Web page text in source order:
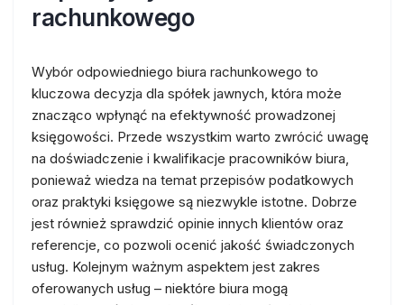
rachunkowego
Wybór odpowiedniego biura rachunkowego to
kluczowa decyzja dla spółek jawnych, która może
znacząco wpłynąć na efektywność prowadzonej
księgowości. Przede wszystkim warto zwrócić uwagę
na doświadczenie i kwalifikacje pracowników biura,
ponieważ wiedza na temat przepisów podatkowych
oraz praktyki księgowe są niezwykle istotne. Dobrze
jest również sprawdzić opinie innych klientów oraz
referencje, co pozwoli ocenić jakość świadczonych
usług. Kolejnym ważnym aspektem jest zakres
oferowanych usług – niektóre biura mogą